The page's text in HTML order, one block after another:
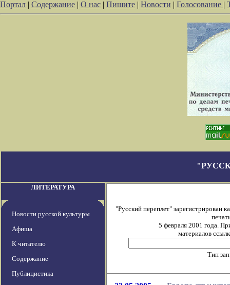
Портал | Содержание | О нас | Пишите | Новости | Голосование |
ЛИТЕРАТУРА
Новости русской культуры
Афиша
К читателю
Содержание
Публицистика
"Русский переплет" зарегистрирован
5 февраля 2001 года.
материалов
Тип